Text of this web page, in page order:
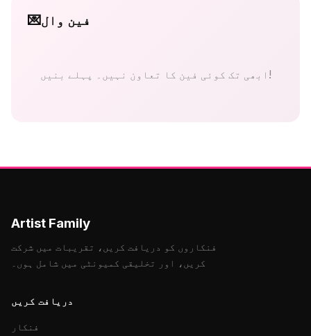
💌فین وال
ابھی تک کوئی فین کا تعاون نہیں۔ پہلے بنیں!
Artist Family
فنکاروں کو دریافت کریں، تقریبات میں شرکت
کریں، اور تخلیقی کمیونٹی میں شامل ہوں۔
دریافت کریں
فنکار